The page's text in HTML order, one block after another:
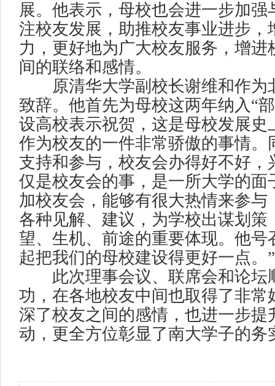
展。他表示，母校也会进一步加
注校友发展，助推校友事业进步，
力，更好地为广大校友服务，增
间的联络和感情。
原清华大学副校长谢维和作为
致辞。他首先为母校这两年纳入“
设高校表示祝贺，这是母校发展史
作为校友的一件非常骄傲的事情。
支持和参与，校友会办得好不好
仅是校友会的事，是一所大学的面
加校友会，能够有很大热情来参
各种见解、建议，为学校出谋划
望、生机、前途的重要体现。他号
起把我们的母校建设得更好一点。”
此次理事会议、联席会和论坛
功，在各地校友中间也取得了非常
深了校友之间的感情，也进一步提
动，更全方位彰显了南大学子的务